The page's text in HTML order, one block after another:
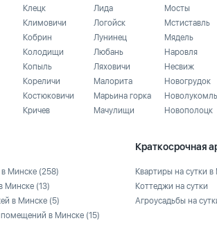
Клецк
Климовичи
Кобрин
Колодищи
Копыль
Кореличи
Костюковичи
Кричев
Лида
Логойск
Лунинец
Любань
Ляховичи
Малорита
Марьина горка
Мачулищи
Мосты
Мстиставль
Мядель
Наровля
Несвиж
Новогрудок
Новолукомль
Новополоцк
в Минске (258)
Минске (13)
в Минске (5)
в Минске (15)
Краткосрочная
Квартиры на сутки
Коттеджи на сутки
Агроусадьбы на